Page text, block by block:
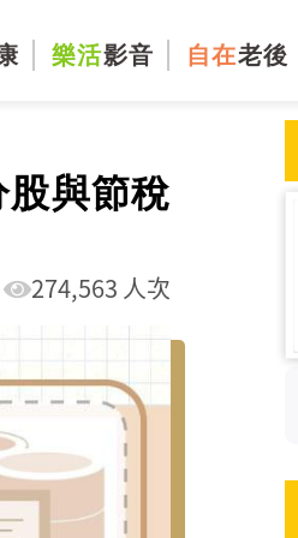
樂活影音 自在老後
與節稅
274,563 人次